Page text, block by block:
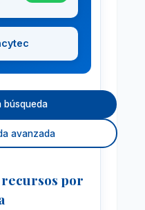
búsqueda
avanzada
por